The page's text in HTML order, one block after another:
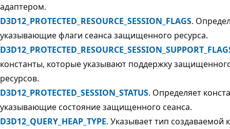
адаптером.
D3D12_PROTECTED_RESOURCE_SESSION_FLAGS.
указывающие флаги сеанса защищенного ресурса.
константы, которые указывают поддержку
ресурсов.
D3D12_PROTECTED_SESSION_STATUS. Определяет
указывающие состояние защищенного сеанса.
D3D12_QUERY_HEAP_TYPE. Указывает тип создаваемой